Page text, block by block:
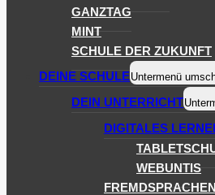
GANZTAG
MINT
SCHULE DER ZUKUNFT
DEINE SCHULEUntermenü
DEIN UNTERRICHT
DIGITALES
WEBUNTIS
FREMDSPRACHEN